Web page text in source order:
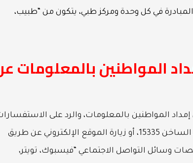
في كل وحدة ومركز طبي، يتكون من “طبيب،
المواطنين بالمعلومات
المواطنين بالمعلومات، والرد على
الخاصة بمبادرة فحص المقبلين على الزواج من خلال الخط الساخن 15335، أو زيارة الموقع الإلكتروني عن طريق
وسائل التواصل الاجتماعي “فيسبوك، تويتر،